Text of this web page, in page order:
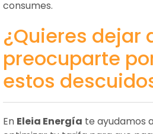
consumes.
¿Quieres dejar
preocuparte
estos
En Eleia Energía te ayudamos